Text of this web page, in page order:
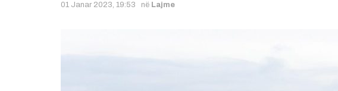
01 Janar 2023, 19:53 në Lajme